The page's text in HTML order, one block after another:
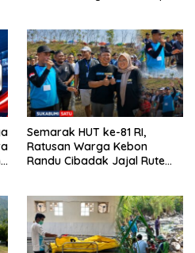
Semarak HUT ke-81 RI,
Ratusan Warga Kebon
Randu Cibadak Jajal Rute